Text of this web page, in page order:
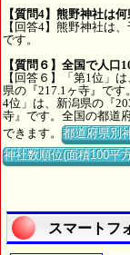
【質問4】熊野神社は
【回答4】熊野神社は
です。
【質問６】全国で人口
【回答６】「第1位」
県の『217.1ヶ寺』で
4位」は、新潟県の『
寺』です。全国の都道
できます。都道府県別
神社数順位(面積100平
スマートフ